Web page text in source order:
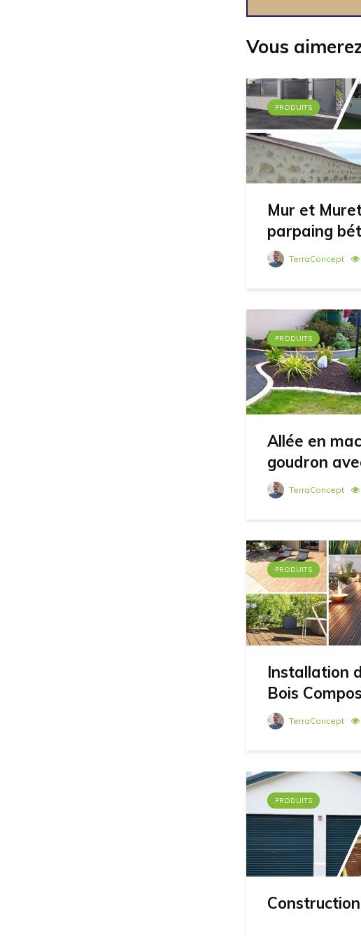
Vous
PRODUITS
Mur et
parpaing
TerraConcept
PRODUITS
Allée en
goudron
TerraConcept
PRODUITS
Installation
Bois
TerraConcept
PRODUITS